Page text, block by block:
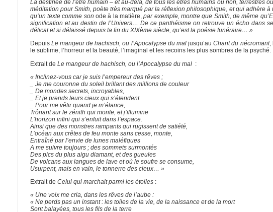
La destinée de l’être humain – et au-delà, de tous les êtres humains ou non, terrestres
méditation pour Smith, poète très marqué par la réflexion philosophique, et qui adhère
qu’un texte comme son ode à la matière,par exemple, montre que Smith, de même
signification et au destin de l’Univers… De ce panthéisme on retrouve un écho dans
délicat et si délaissé depuis la fin du XIXème siècle, qu’est la poésie funéraire… »
Depuis Le mangeur de hachisch, ou l’Apocalypse du maljusqu’auChant du nécromant,
le sublime, l’horreur et la beauté, l’imaginal et les recoins les plus sombres de la psyché.
Extrait de Le mangeur de hachisch, ou l’Apocalypse du mal :
« Inclinez-vous car je suis l’empereur des rêves ;
_ Je me couronne du soleil brillant des millions de couleur
_ De mondes secrets, incroyables,
_ Et je prends leurs cieux qui s’étendent
_ Pour me vêtir quand je m’élance,
Trônant sur le zénith qui monte, et j’illumine
L’horizon infini qui s’enfuit dans l’espace.
Ainsi que des monstres rampants qui rugissent de satiété,
L’océan aux crêtes de feu monte sans cesse, monte,
Entraîné par l’envie de lunes maléfiques
A me suivre toujours ; des sommets surmontés
Des pics du plus aigu diamant, et des gueules
De volcans aux langues de lave et où le soufre se consume,
Usurpent, mais en vain, le tonnerre des cieux… »
Extrait de Celui qui marchait parmi les étoiles:
« Une voix me cria, dans les rêves de l’aube :
« Ne perds pas un instant : les toiles de la vie, de la naissance et de la mort
Sont balayées, tous les fils de la terre